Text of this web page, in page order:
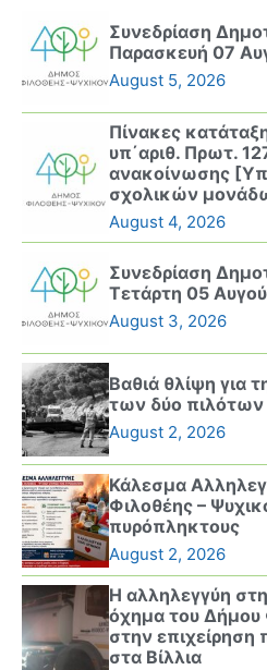
Συνεδρίαση
Παρασκευή 07
August 5, 2026
Πίνακες
υπ΄αριθ. Πρωτ.
ανακοίνωσης
σχολικών
August 4, 2026
Συνεδρίαση
Τετάρτη 05
August 3, 2026
Βαθιά θλίψη για
των δύο
August 2, 2026
Κάλεσμα
Φιλοθέης –
πυρόπληκτους
August 2, 2026
Η αλληλεγγύη
όχημα του Δήμου
στην
στα Βίλλια